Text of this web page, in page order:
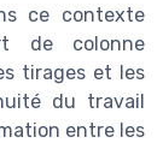
ce contexte
de colonne
tirages et les
du travail
entre les